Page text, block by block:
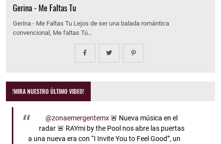
Gerina - Me Faltas Tu
Gerina - Me Faltas Tu Lejos de ser una balada romántica
convencional, Me faltas Tú…
!MIRA NUESTRO ÚLTIMO VIDEO!
@zonaemergentemx🚨 Nueva música en el
radar 🚨 RAYmi by the Pool nos abre las puertas
a una nueva era con “I Invite You to Feel Good”, un